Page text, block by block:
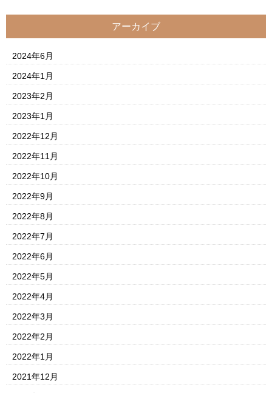
アーカイブ
2024年6月
2024年1月
2023年2月
2023年1月
2022年12月
2022年11月
2022年10月
2022年9月
2022年8月
2022年7月
2022年6月
2022年5月
2022年4月
2022年3月
2022年2月
2022年1月
2021年12月